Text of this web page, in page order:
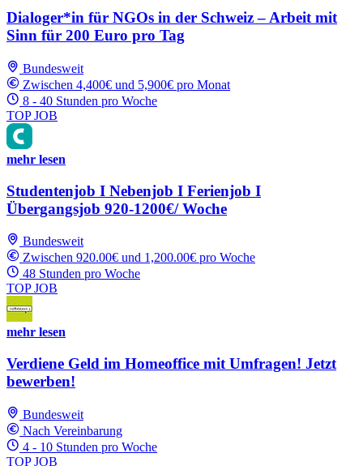
Dialoger*in für NGOs in der Schweiz – Arbeit mit
Sinn für 200 Euro pro Tag
Bundesweit
Zwischen 4,400€ und 5,900€ pro Monat
8 - 40 Stunden pro Woche
TOP JOB
mehr lesen
Studentenjob I Nebenjob I Ferienjob I
Übergangsjob 920-1200€/ Woche
Bundesweit
Zwischen 920.00€ und 1,200.00€ pro Woche
48 Stunden pro Woche
TOP JOB
mehr lesen
Verdiene Geld im Homeoffice mit Umfragen! Jetzt
bewerben!
Bundesweit
Nach Vereinbarung
4 - 10 Stunden pro Woche
TOP JOB